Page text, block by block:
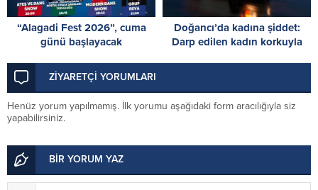
“Alagadi Fest 2026”, cuma
günü başlayacak
Doğancı’da kadına şiddet:
Darp edilen kadın korkuyla
ZİYARETÇİ YORUMLARI
Henüz yorum yapılmamış. İlk yorumu aşağıdaki form aracılığıyla siz
yapabilirsiniz.
BİR YORUM YAZ